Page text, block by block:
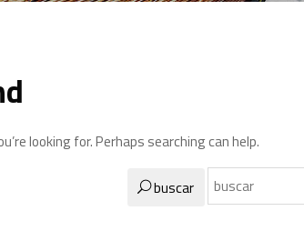
looking for. Perhaps searching can help.
buscar